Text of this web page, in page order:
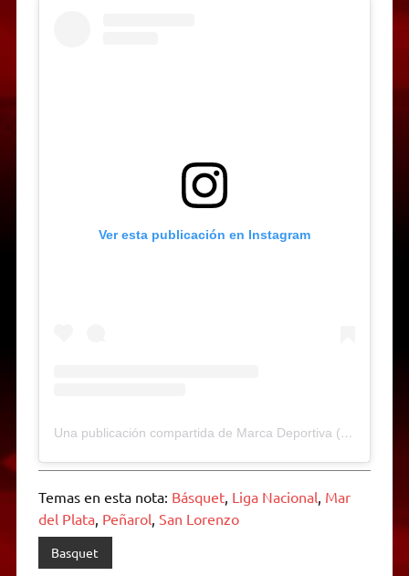
Ver esta publicación en Instagram
Una publicación compartida de Marca Deportiva (@marcadeportivamdp)
Temas en esta nota: Básquet, Liga Nacional Mar
del Plata, Peñarol San Lorenzo
Basquet